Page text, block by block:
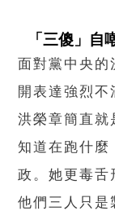
「三傻」
面對黨中央的
開表達強烈不
洪榮章簡直就
知道在跑什麼
政。她更毒舌
他們三人只是